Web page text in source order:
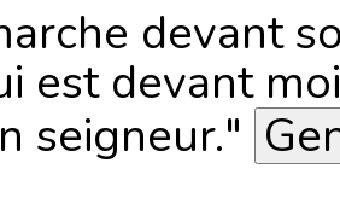
devant
est devant
seigneur."